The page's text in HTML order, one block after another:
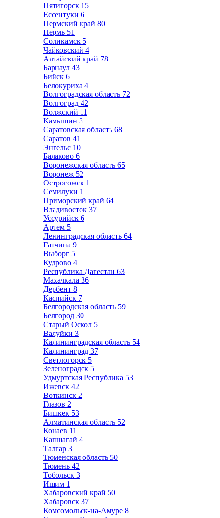
Пятигорск 15
Ессентуки 6
Пермский край 80
Пермь 51
Соликамск 5
Чайковский 4
Алтайский край 78
Барнаул 43
Бийск 6
Белокуриха 4
Волгоградская область 72
Волгоград 42
Волжский 11
Камышин 3
Саратовская область 68
Саратов 41
Энгельс 10
Балаково 6
Воронежская область 65
Воронеж 52
Острогожск 1
Семилуки 1
Приморский край 64
Владивосток 37
Уссурийск 6
Артем 5
Ленинградская область 64
Гатчина 9
Выборг 5
Кудрово 4
Республика Дагестан 63
Махачкала 36
Дербент 8
Каспийск 7
Белгородская область 59
Белгород 30
Старый Оскол 5
Валуйки 3
Калининградская область 54
Калининград 37
Светлогорск 5
Зеленоградск 5
Удмуртская Республика 53
Ижевск 42
Воткинск 2
Глазов 2
Бишкек 53
Алматинская область 52
Конаев 11
Капшагай 4
Талгар 3
Тюменская область 50
Тюмень 42
Тобольск 3
Ишим 1
Хабаровский край 50
Хабаровск 37
Комсомольск-на-Амуре 8